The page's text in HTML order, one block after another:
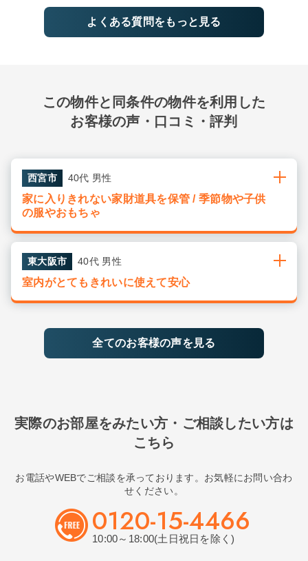
よくある質問をもっと見る
この物件と同条件の物件を利用した
お客様の声・口コミ・評判
西宮市 40代 男性
家に入りきれない家財道具を保管 / 季節物や子供
の服やおもちゃ
東大阪市 40代 男性
室内がとてもきれいに使えて安心
全てのお客様の声を見る
実際のお部屋をみたい方・ご相談したい方は
こちら
お電話やWEBでご相談を承っております。お気軽にお問い合わ
せください。
0120-15-4466
10:00～18:00(土日祝日を除く)